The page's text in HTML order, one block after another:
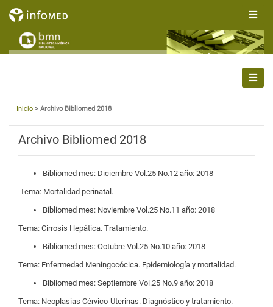
Inicio > Archivo Bibliomed 2018
Archivo Bibliomed 2018
Bibliomed mes: Diciembre Vol.25 No.12 año: 2018
​ Tema: Mortalidad perinatal.
Bibliomed mes: Noviembre Vol.25 No.11 año: 2018
​Tema: Cirrosis Hepática. Tratamiento.
Bibliomed mes: Octubre Vol.25 No.10 año: 2018
​Tema: Enfermedad Meningocócica. Epidemiología y mortalidad.
Bibliomed mes: Septiembre Vol.25 No.9 año: 2018
Tema: Neoplasias Cérvico-Uterinas. Diagnóstico y tratamiento.